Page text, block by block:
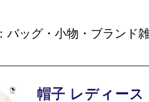
バッグ・小物・ブランド
帽子 レディース